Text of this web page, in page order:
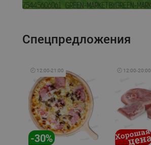
Спецпредложения
🕘 12:00-21:00
-30%
🕘 12:00-20:00